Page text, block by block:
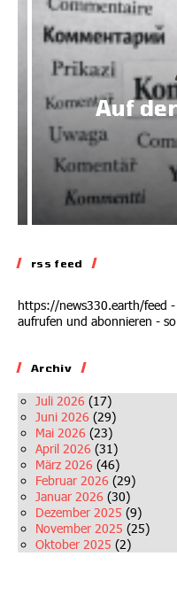
Auf
rss feed
https://news330.earth/feed
aufrufen und abonnieren -
Archiv
Juli 2026 (17)
Juni 2026 (29)
Mai 2026 (23)
April 2026 (31)
März 2026 (46)
Februar 2026 (29)
Januar 2026 (30)
Dezember 2025 (9)
November 2025 (25)
Oktober 2025 (2)